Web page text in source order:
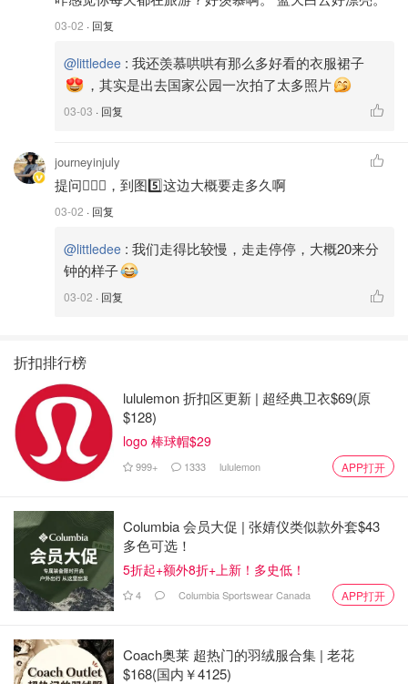
03-02 · 回复
@littledee : 我还羡慕哄哄有那么多好看的衣服裙子
，其实是出去国家公园一次拍了太多照片
03-03 · 回复
journeyinjuly
提问🙋🏻‍♀️，到图5️⃣这边大概要走多久啊
03-02 · 回复
@littledee : 我们走得比较慢，走走停停，大概20来分
钟的样子
03-02 · 回复
折扣排行榜
lululemon 折扣区更新 | 超经典卫衣$69(原
$128)
logo 棒球帽$29
999+ 1333 lululemon APP打开
Columbia 会员大促 | 张婧仪类似款外套$43
多色可选！
5折起+额外8折+上新！多史低！
4 Columbia Sportswear Canada APP打开
Coach奥莱 超热门的羽绒服合集 | 老花
$168(国内￥4125)